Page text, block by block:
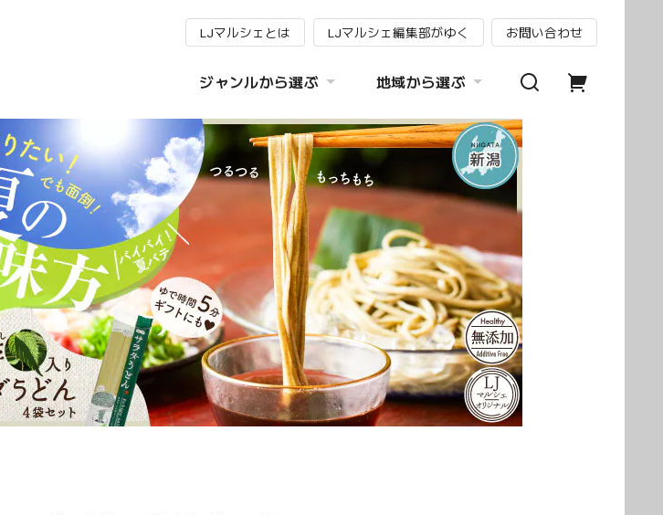
LJマルシェとは LJマルシェ編集部がゆく お問い合わせ
ジャンルから選ぶ 地域から選ぶ